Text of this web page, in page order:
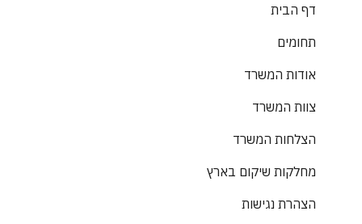
דף הבית
תחומים
אודות המשרד
צוות המשרד
הצלחות המשרד
מחלקות שיקום בארץ
הצהרת נגישות